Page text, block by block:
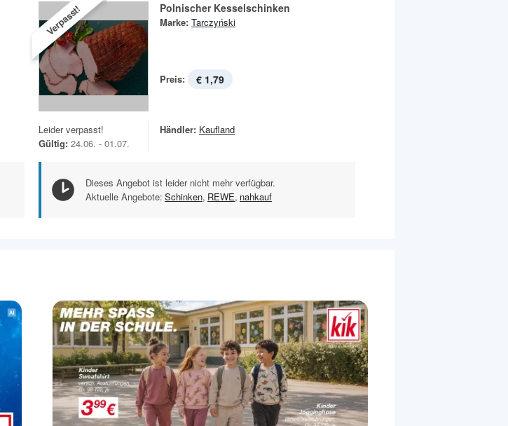
Verpasst! Polnischer Kesselschinken
Marke: Tarczyński
Preis: € 1,79
Leider verpasst!
Gültig: 24.06. - 01.07.
Händler: Kaufland
Dieses Angebot ist leider nicht mehr verfügbar.
Aktuelle Angebote: Schinken, REWE, nahkauf